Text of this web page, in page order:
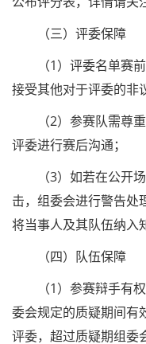
（三）评委保障
（1）评委名单赛前
接受其他对于评委的非
（2）参赛队需尊重
评委进行赛后沟通；
（3）如若在公开场
击，组委会进行警告处
将当事人及其队伍纳入
（四）队伍保障
（1）参赛辩手有权
委会规定的质疑期间有
评委，超过质疑期组委